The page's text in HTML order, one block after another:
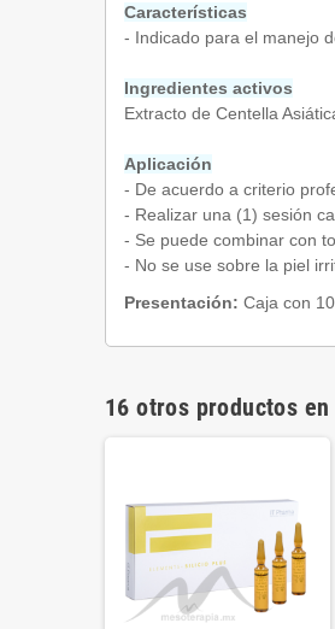
Características
- Indicado para el manejo
Ingredientes activos
Extracto de Centella
Aplicación
- De acuerdo a criterio
- Realizar una (1) sesión
- Se puede combinar con
- No se use sobre la piel
Presentación: Caja con
16 otros productos